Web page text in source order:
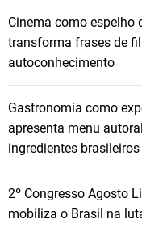
Cinema como espelho
transforma frases de
autoconhecimento
Gastronomia como
apresenta menu
ingredientes brasileiros
2º Congresso Agosto
mobiliza o Brasil na